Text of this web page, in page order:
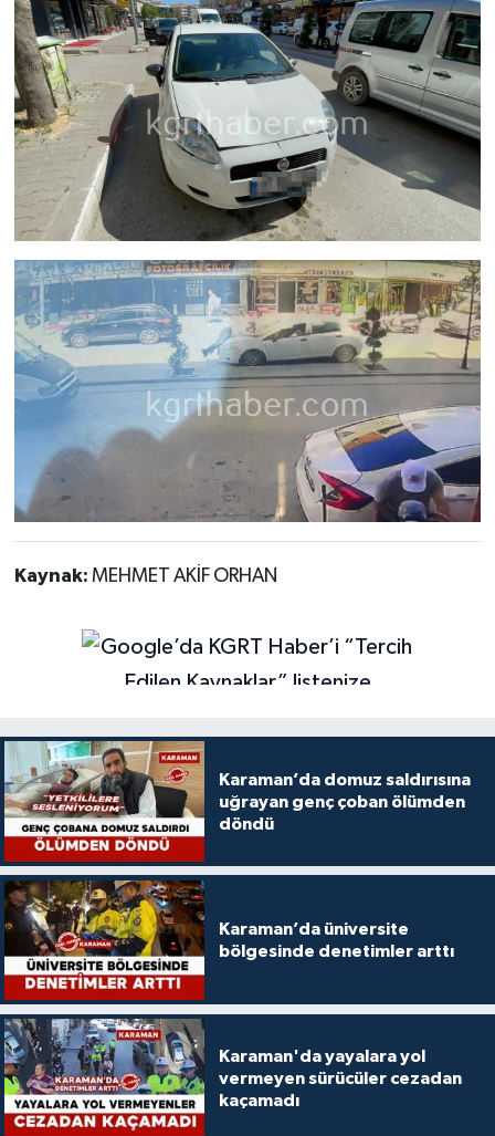
Kaynak: MEHMET AKİF ORHAN
Karaman’da domuz saldırısına
uğrayan genç çoban ölümden
döndü
Karaman’da üniversite
bölgesinde denetimler arttı
Karaman'da yayalara yol
vermeyen sürücüler cezadan
kaçamadı